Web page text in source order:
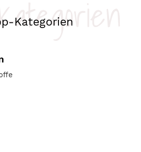
Kategorien